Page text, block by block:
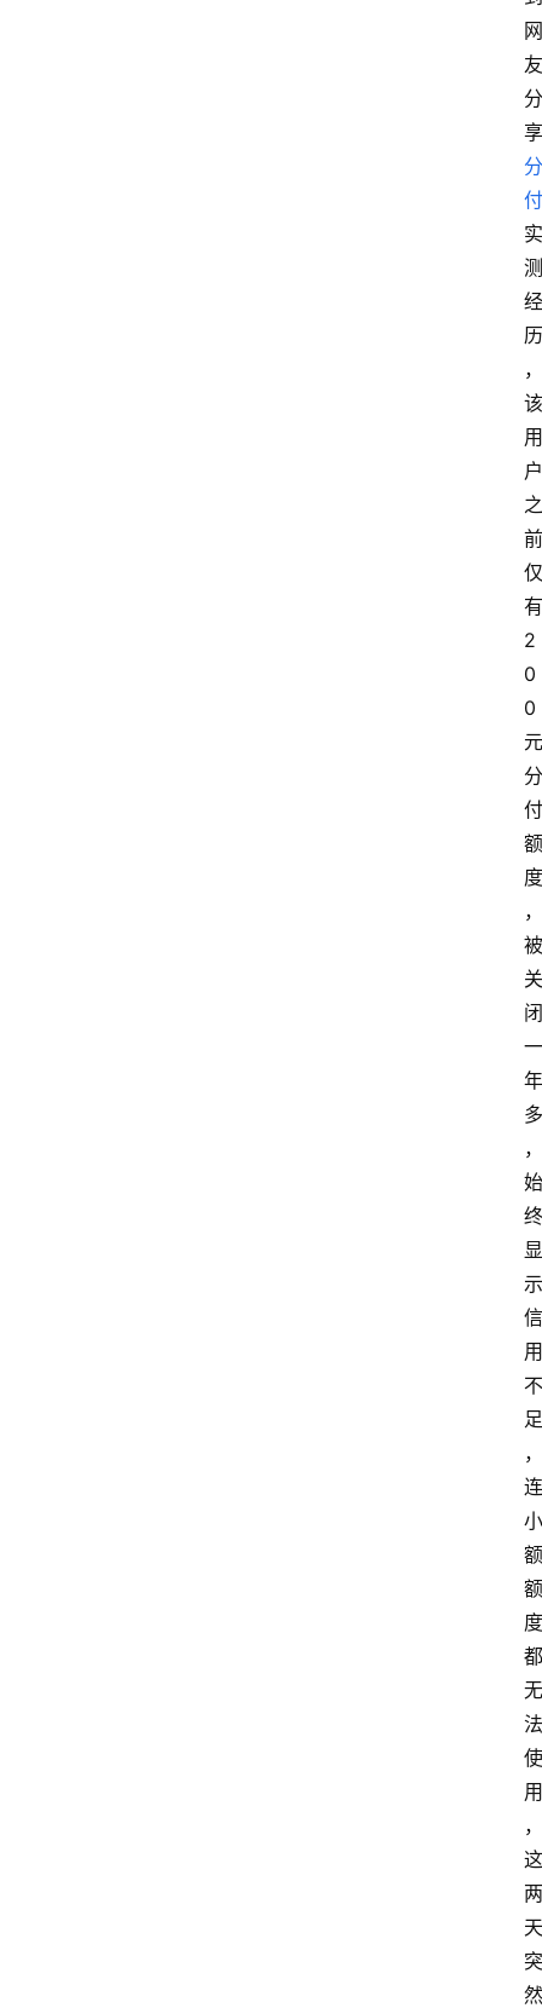
网
友
分
享
分
付
实
测
经
历
，
该
用
户
之
前
仅
有
2
0
0
元
分
付
额
度
，
被
关
闭
一
年
多
，
始
终
显
示
信
用
不
足
，
连
小
额
额
度
都
无
法
使
用
，
这
两
天
突
然